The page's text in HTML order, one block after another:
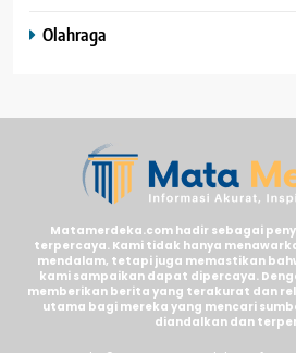
Olahraga
Matamerdeka.com hadir sebagai
terpercaya. Kami tidak hanya
mendalam, tetapi juga memastikan
kami sampaikan dapat dipercaya.
memberikan berita yang terakurat dan
utama bagi mereka yang mencari
diandalkan dan